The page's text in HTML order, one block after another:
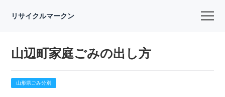
リサイクルマークン
山辺町家庭ごみの出し方
山形県ごみ分別